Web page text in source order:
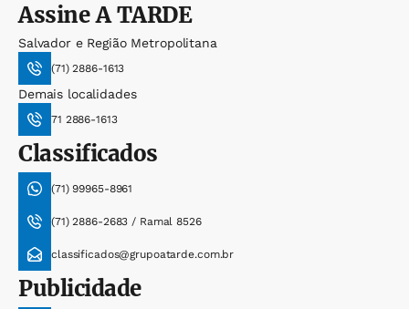
AssineA TARDE
Salvador e Região Metropolitana
(71) 2886-1613
Demais localidades
71 2886-1613
Classificados
(71) 99965-8961
(71) 2886-2683 / Ramal 8526
classificados@grupoatarde.com.br
Publicidade